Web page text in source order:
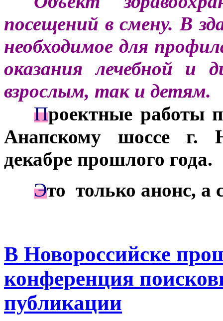
посещений в смену. В
необходимое для
оказания лечебной и
взрослым, так и детям.
Проектные работы
Анапскому шоссе г.
декабре прошлого года.
Это только анонс, а
В Новороссийске
конференция
публикации